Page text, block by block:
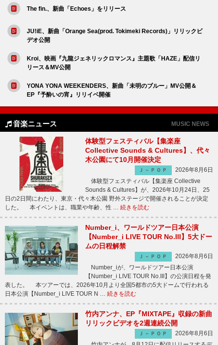
The fin.、新曲「Echoes」をリリース
JU!iE、新曲「Orange Sea(prod. Tokimeki Records)」リリックビ
デオ公開
Kroi、映画『九龍ジェネリックロマンス』主題歌「HAZE」配信リ
リース＆MV公開
YONA YONA WEEKENDERS、新曲「未明のブルー」MV公開＆
EP『予酔いの宵』リリイベ開催
音楽ニュース MUSIC NEWS
体験型フェスティバル【集楽座
Collective Sounds & Cultures】、代々
木公園にて10月開催決定
Ｊ－ＰＯＰ
2026年8月6日
体験型フェスティバル【集楽座 Collective
Sounds & Cultures】が、2026年10月24日、25
日の2日間にわたり、東京・代々木公園 野外ステージで開催されることが決定
した。 本イベントは、職業や年齢、性 … 続きを読む
Number_i、ワールドツアー日本公演
【Number_i LIVE TOUR No.III】5大ドー
ムの日程解禁
Ｊ－ＰＯＰ
2026年8月6日
Number_iが、ワールドツアー日本公演
【Number_i LIVE TOUR No.III】の公演日程を発
表した。 本ツアーでは、2026年10月より全国5都市の5大ドームで行われる
日本公演【Number_i LIVE TOUR N … 続きを読む
竹内アンナ、EP『MIXTAPE』収録の新曲
リリックビデオを2週連続公開
Ｊ－ＰＯＰ
2026年8月6日